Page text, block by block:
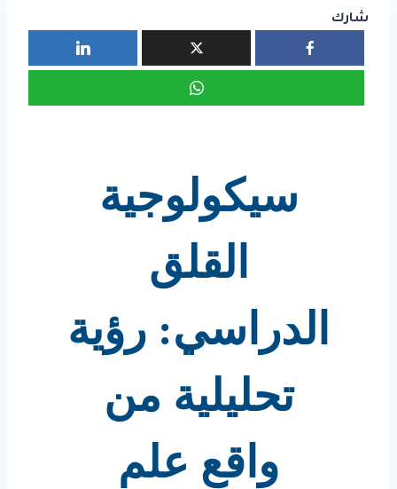
شارك
سيكولوجية
القلق
الدراسي: رؤية
تحليلية من
واقع علم